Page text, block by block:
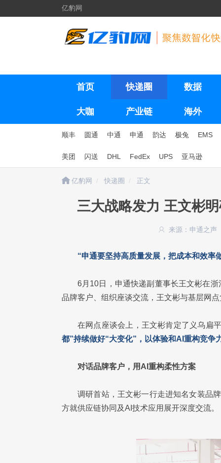
亿豹网
首页 快递圈 数据
大咖 产业链 海外
顺丰 圆通 中通 申通 韵达 极兔 EMS
美团 闪送 DHL FedEx UPS 亚马逊
亿豹网 快递圈 正文
三大战略发力 王文彬
来源：申通之声
“申通要坚持高质量发展，把成本和效率
6月10日，申通快递副董事长王文彬在
品牌客户、组织座谈交流，王文彬与基层网
在网点座谈会上，王文彬肯定了义乌扁
都”持续做好“大变化”，以体验和AI重构竞争
对话品牌客户，用AI重构柔性方案
调研首站，王文彬一行走进知名女装品
方就供应链协同及AI技术应用展开深度交流。